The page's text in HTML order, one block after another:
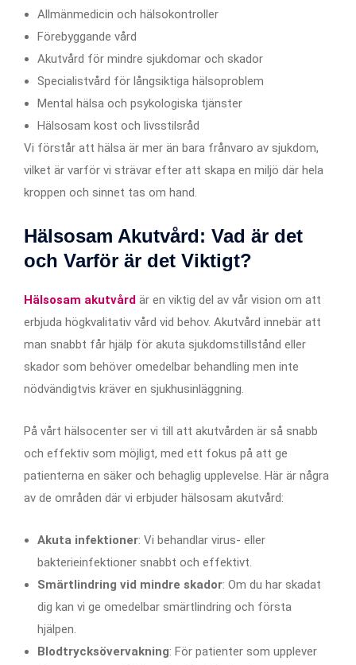
Allmänmedicin och hälsokontroller
Förebyggande vård
Akutvård för mindre sjukdomar och skador
Specialistvård för långsiktiga hälsoproblem
Mental hälsa och psykologiska tjänster
Hälsosam kost och livsstilsråd
Vi förstår att hälsa är mer än bara frånvaro av sjukdom,
vilket är varför vi strävar efter att skapa en miljö där hela
kroppen och sinnet tas om hand.
Hälsosam Akutvård: Vad är det
och Varför är det Viktigt?
Hälsosam akutvård är en viktig del av vår vision om att
erbjuda högkvalitativ vård vid behov. Akutvård innebär att
man snabbt får hjälp för akuta sjukdomstillstånd eller
skador som behöver omedelbar behandling men inte
nödvändigtvis kräver en sjukhusinläggning.
På vårt hälsocenter ser vi till att akutvården är så snabb
och effektiv som möjligt, med ett fokus på att ge
patienterna en säker och behaglig upplevelse. Här är några
av de områden där vi erbjuder hälsosam akutvård:
Akuta infektioner: Vi behandlar virus- eller
bakterieinfektioner snabbt och effektivt.
Smärtlindring vid mindre skador: Om du har skadat
dig kan vi ge omedelbar smärtlindring och första
hjälpen.
Blodtrycksövervakning: För patienter som upplever